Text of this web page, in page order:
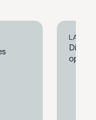
LA